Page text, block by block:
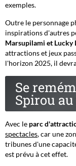
exemples.
Outre le personnage
inspirations d'autres
Marsupilami et Lucky
attractions et jeux
l'horizon 2025, il
Se
Spirou
Avec le parc
spectacles, car une
tribunes d'une
est prévu à cet effet.